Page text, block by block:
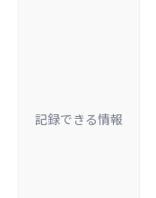
記録できる情報